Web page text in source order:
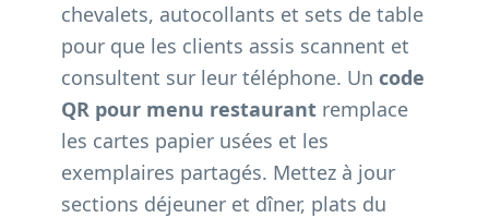
chevalets, autocollants et sets de table
pour que les clients assis scannent et
consultent sur leur téléphone. Un code
QR pour menu restaurant remplace
les cartes papier usées et les
exemplaires partagés. Mettez à jour
sections déjeuner et dîner, plats du